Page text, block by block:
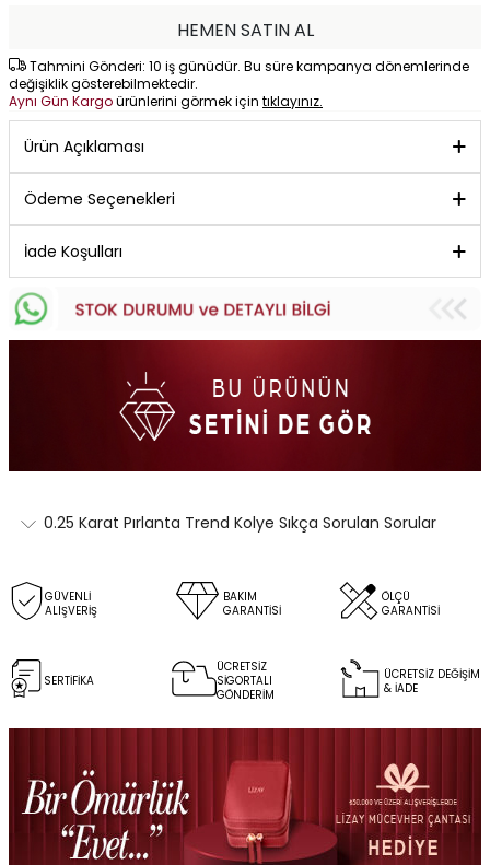
HEMEN SATIN AL
Tahmini Gönderi: 10 iş günüdür. Bu süre kampanya dönemlerinde
değişiklik gösterebilmektedir.
Aynı Gün Kargoürünlerini görmek için tıklayınız.
Ürün Açıklaması
Ödeme Seçenekleri
İade Koşulları
0.25 Karat Pırlanta Trend Kolye Sıkça Sorulan Sorular
GÜVENLİ
ALIŞVERİŞ
BAKIM
GARANTİSİ
ÖLÇÜ
GARANTİSİ
SERTİFİKA
ÜCRETSİZ
SİGORTALI
GÖNDERİM
ÜCRETSİZ DEĞİŞİM
& İADE